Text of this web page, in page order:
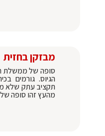
מבזקן בחזית
סופה של ממשלת
הגיוס. גורמים
תקציב עתק שלא
מהעץ זהו סופה